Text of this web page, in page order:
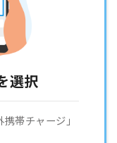
選択
帯チャージ」